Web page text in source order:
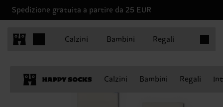
Spedizione gratuita a partire da 25 EUR
Calzini Bambini Regali
Calzini Bambini Regali